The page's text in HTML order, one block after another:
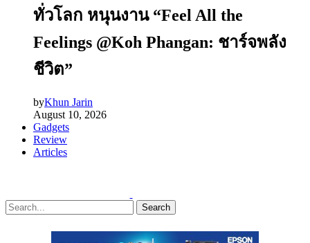
ทั่วโลก หนุนงาน “Feel All the
Feelings @Koh Phangan: ชาร์จพลัง
ชีวิต”
byKhun Jarin
August 10, 2026
Gadgets
Review
Articles
Search